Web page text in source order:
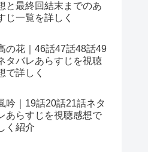
と最終回結末までのあ
じ一覧を詳しく
の花｜46話47話48話49
タバレあらすじを視聴
で詳しく
吟｜19話20話21話ネタ
あらすじを視聴感想で
く紹介